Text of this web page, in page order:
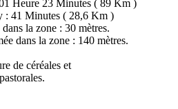
Heure 23 Minutes ( 89 Km )
: 41 Minutes ( 28,6 Km )
la zone : 30 mètres.
dans la zone : 140 mètres.
de céréales et